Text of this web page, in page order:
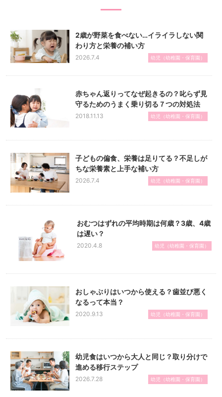
2歳が野菜を食べない…イライラしない関
わり方と栄養の補い方
2026.7.4 幼児（幼稚園・保育園）
赤ちゃん返りってなぜ起きるの？叱らず見
守るためのうまく乗り切る７つの対処法
2018.11.13 幼児（幼稚園・保育園）
子どもの偏食、栄養は足りてる？不足しが
ちな栄養素と上手な補い方
2026.7.4 幼児（幼稚園・保育園）
おむつはずれの平均時期は何歳？3歳、4歳
は遅い？
2020.4.8 幼児（幼稚園・保育園）
おしゃぶりはいつから使える？歯並び悪く
なるって本当？
2020.9.13 幼児（幼稚園・保育園）
幼児食はいつから大人と同じ？取り分けで
進める移行ステップ
2026.7.28 幼児（幼稚園・保育園）